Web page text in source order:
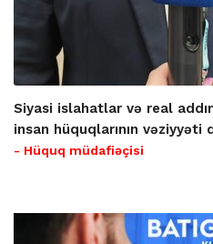
Siyasi islahatlar və real
insan hüquqlarının vəziyyəti
- Hüquq müdafiəçisi